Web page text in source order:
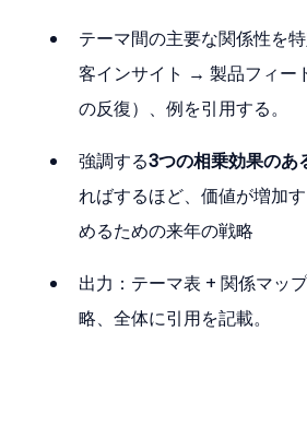
テーマ間の主要な関係性を
客インサイト → 製品フィー
の反復）、例を引用する。
強調する3つの相乗効果のあ
ればするほど、価値が増加
めるための来年の戦略
出力：テーマ表 + 関係マッ
略、全体に引用を記載。